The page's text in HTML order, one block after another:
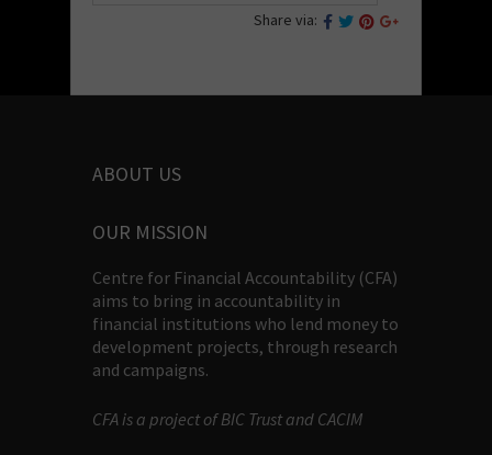
Share via:
ABOUT US
OUR MISSION
Centre for Financial Accountability (CFA)
aims to bring in accountability in
financial institutions who lend money to
development projects, through research
and campaigns.
CFA is a project of BIC Trust and CACIM